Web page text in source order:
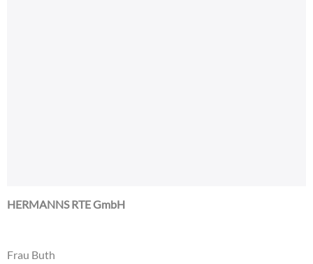
HERMANNS RTE GmbH
Frau Buth